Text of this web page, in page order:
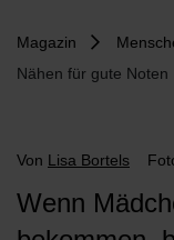
Magazin
Nähen für gute Noten
Von Lisa Bortels
Wenn